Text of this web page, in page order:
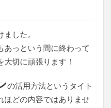
した。
あっという間に終わって
大切に頑張ります！
の活用方法というタイト
ほどの内容ではありませ